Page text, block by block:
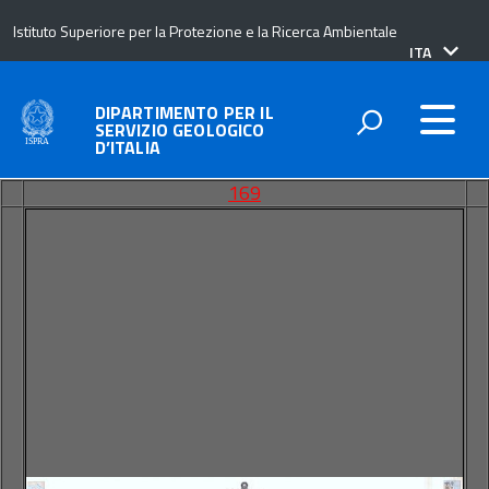
Istituto Superiore per la Protezione e la Ricerca Ambientale
lingua
ITA
DIPARTIMENTO PER IL
SERVIZIO GEOLOGICO
D’ITALIA
169